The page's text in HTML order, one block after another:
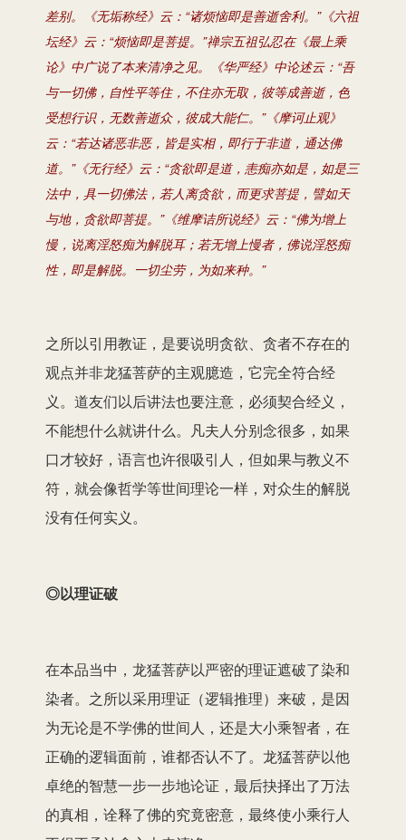
差别。《无垢称经》云：“诸烦恼即是善逝舍利。”《六祖
坛经》云：“烦恼即是菩提。”禅宗五祖弘忍在《最上乘
论》中广说了本来清净之见。《华严经》中论述云：“吾
与一切佛，自性平等住，不住亦无取，彼等成善逝，色
受想行识，无数善逝众，彼成大能仁。”《摩诃止观》
云：“若达诸恶非恶，皆是实相，即行于非道，通达佛
道。”《无行经》云：“贪欲即是道，恚痴亦如是，如是三
法中，具一切佛法，若人离贪欲，而更求菩提，譬如天
与地，贪欲即菩提。”《维摩诘所说经》云：“佛为增上
慢，说离淫怒痴为解脱耳；若无增上慢者，佛说淫怒痴
性，即是解脱。一切尘劳，为如来种。”
之所以引用教证，是要说明贪欲、贪者不存在的
观点并非龙猛菩萨的主观臆造，它完全符合经
义。道友们以后讲法也要注意，必须契合经义，
不能想什么就讲什么。凡夫人分别念很多，如果
口才较好，语言也许很吸引人，但如果与教义不
符，就会像哲学等世间理论一样，对众生的解脱
没有任何实义。
◎以理证破
在本品当中，龙猛菩萨以严密的理证遮破了染和
染者。之所以采用理证（逻辑推理）来破，是因
为无论是不学佛的世间人，还是大小乘智者，在
正确的逻辑面前，谁都否认不了。龙猛菩萨以他
卓绝的智慧一步一步地论证，最后抉择出了万法
的真相，诠释了佛的究竟密意，最终使小乘行人